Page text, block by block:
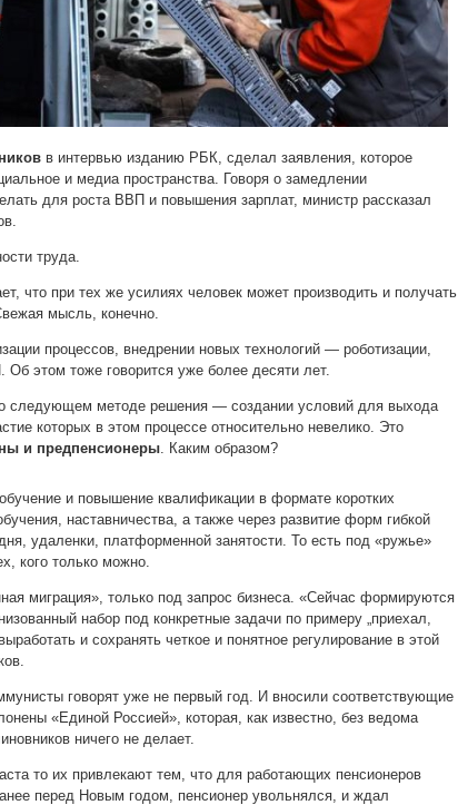
в интервью изданию РБК, сделал заявления, которое
и медиа пространства. Говоря о замедлении
для роста ВВП и повышения зарплат, министр рассказал
труда.
что при тех же усилиях человек может производить и получать
мысль, конечно.
процессов, внедрении новых технологий — роботизации,
этом тоже говорится уже более десяти лет.
следующем методе решения — создании условий для выхода
которых в этом процессе относительно невелико. Это
и предпенсионеры. Каким образом?
и повышение квалификации в формате коротких
наставничества, а также через развитие форм гибкой
удаленки, платформенной занятости. То есть под «ружье»
кого только можно.
миграция», только под запрос бизнеса. «Сейчас формируются
набор под конкретные задачи по примеру „приехал,
и сохранять четкое и понятное регулирование в этой
говорят уже не первый год. И вносили соответствующие
«Единой Россией», которая, как известно, без ведома
ничего не делает.
то их привлекают тем, что для работающих пенсионеров
перед Новым годом, пенсионер увольнялся, и ждал